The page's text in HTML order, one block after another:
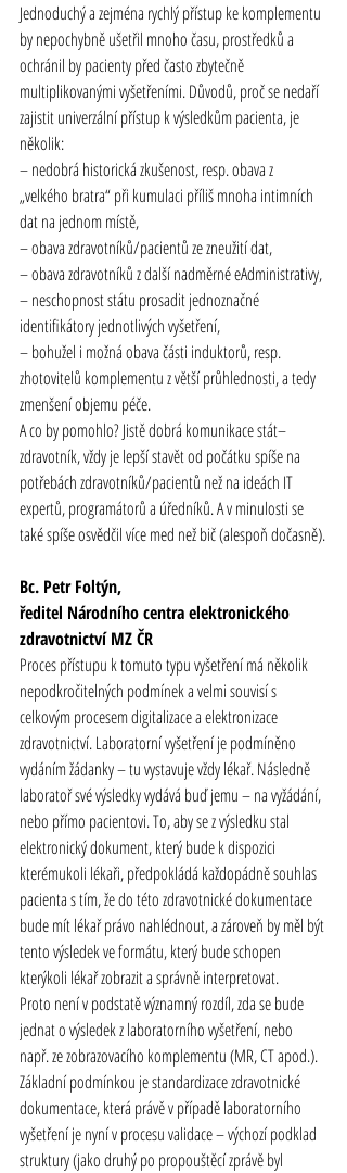
Jednoduchý a zejména rychlý přístup ke komplementu
by nepochybně ušetřil mnoho času, prostředků a
ochránil by pacienty před často zbytečně
multiplikovanými vyšetřeními. Důvodů, proč se nedaří
zajistit univerzální přístup k výsledkům pacienta, je
několik:
– nedobrá historická zkušenost, resp. obava z
„velkého bratra“ při kumulaci příliš mnoha intimních
dat na jednom místě,
– obava zdravotníků/pacientů ze zneužití dat,
– obava zdravotníků z další nadměrné eAdministrativy,
– neschopnost státu prosadit jednoznačné
identifikátory jednotlivých vyšetření,
– bohužel i možná obava části induktorů, resp.
zhotovitelů komplementu z větší průhlednosti, a tedy
zmenšení objemu péče.
A co by pomohlo? Jistě dobrá komunikace stát–
zdravotník, vždy je lepší stavět od počátku spíše na
potřebách zdravotníků/pacientů než na ideách IT
expertů, programátorů a úředníků. A v minulosti se
také spíše osvědčil více med než bič (alespoň dočasně).
Bc. Petr Foltýn,
ředitel Národního centra elektronického
zdravotnictví MZ ČR
Proces přístupu k tomuto typu vyšetření má několik
nepodkročitelných podmínek a velmi souvisí s
celkovým procesem digitalizace a elektronizace
zdravotnictví. Laboratorní vyšetření je podmíněno
vydáním žádanky – tu vystavuje vždy lékař. Následně
laboratoř své výsledky vydává buď jemu – na vyžádání,
nebo přímo pacientovi. To, aby se z výsledku stal
elektronický dokument, který bude k dispozici
kterémukoli lékaři, předpokládá každopádně souhlas
pacienta s tím, že do této zdravotnické dokumentace
bude mít lékař právo nahlédnout, a zároveň by měl být
tento výsledek ve formátu, který bude schopen
kterýkoli lékař zobrazit a správně interpretovat.
Proto není v podstatě významný rozdíl, zda se bude
jednat o výsledek z laboratorního vyšetření, nebo
např. ze zobrazovacího komplementu (MR, CT apod.).
Základní podmínkou je standardizace zdravotnické
dokumentace, která právě v případě laboratorního
vyšetření je nyní v procesu validace – výchozí podklad
struktury (jako druhý po propouštěcí zprávě byl